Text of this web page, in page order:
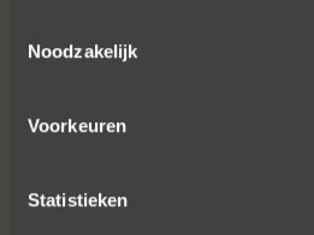
Noodzakelijk
Voorkeuren
Statistieken
prachtige juweeltje, en